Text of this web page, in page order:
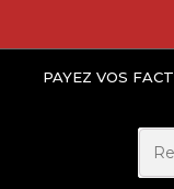
PAYEZ VOS